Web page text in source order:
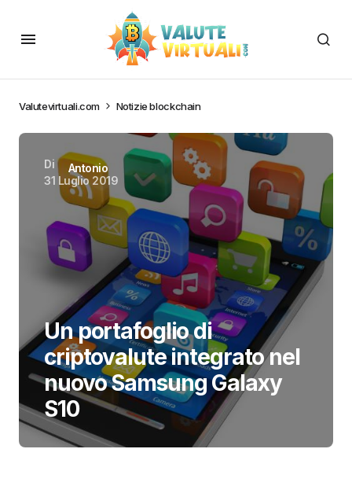
Valutevirtuali.com Notizie blockchain
Di
Antonio
31 Luglio 2019
Un portafoglio di
criptovalute integrato nel
nuovo Samsung Galaxy
S10